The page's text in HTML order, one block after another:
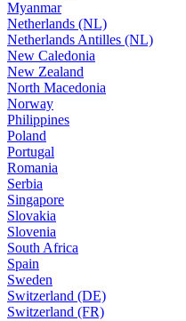
Myanmar
Netherlands (NL)
Netherlands Antilles (NL)
New Caledonia
New Zealand
North Macedonia
Norway
Philippines
Poland
Portugal
Romania
Serbia
Singapore
Slovakia
Slovenia
South Africa
Spain
Sweden
Switzerland (DE)
Switzerland (FR)